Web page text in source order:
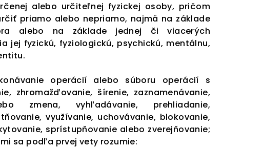
alebo určiteľnej fyzickej osoby, pričom
priamo alebo nepriamo, najmä na základe
alebo na základe jednej či viacerých
jej fyzickú, fyziologickú, psychickú, mentálnu,
operácií alebo súboru operácií s
zhromažďovanie, šírenie, zaznamenávanie,
zmena, vyhľadávanie, prehliadanie,
využívanie, uchovávanie, blokovanie,
sprístupňovanie alebo zverejňovanie;
sa podľa prvej vety rozumie: